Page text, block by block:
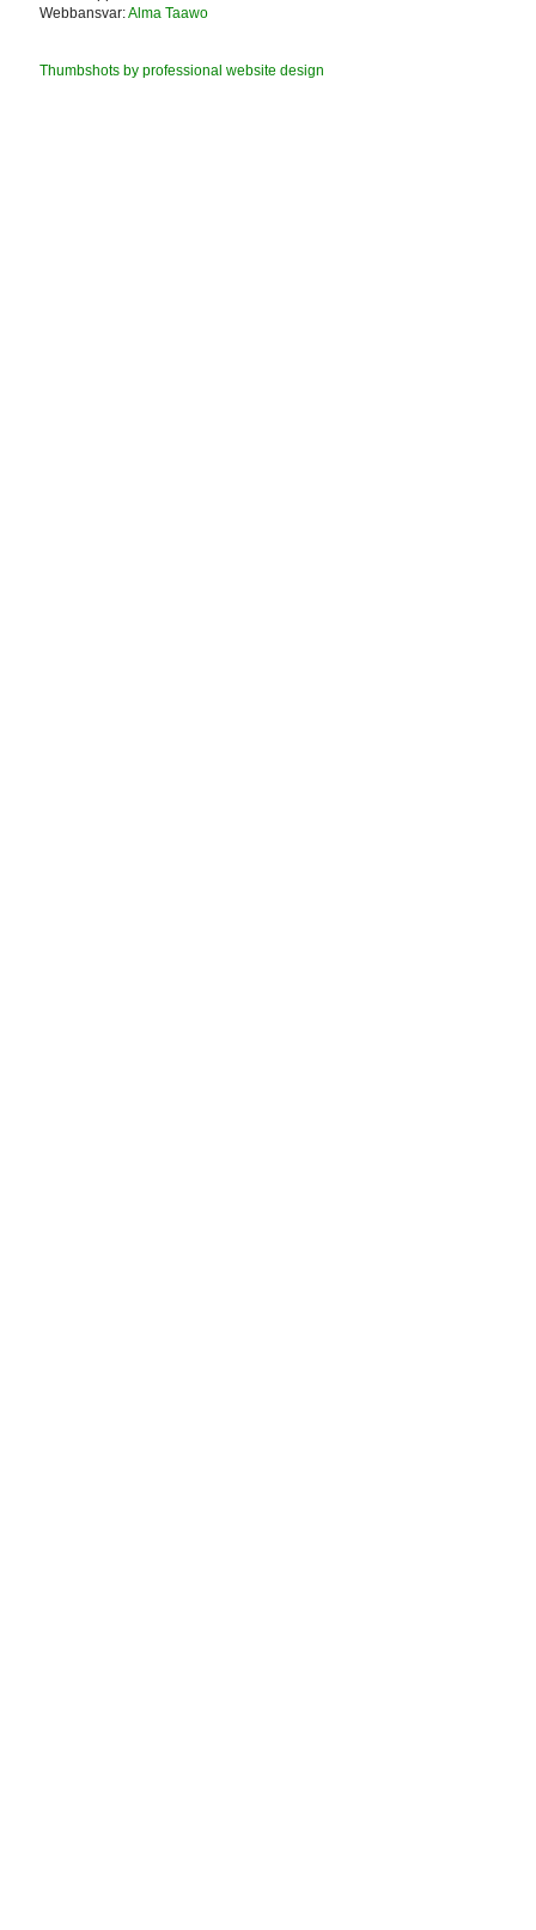
Webbansvar:Alma Taawo
Thumbshots by professional website design